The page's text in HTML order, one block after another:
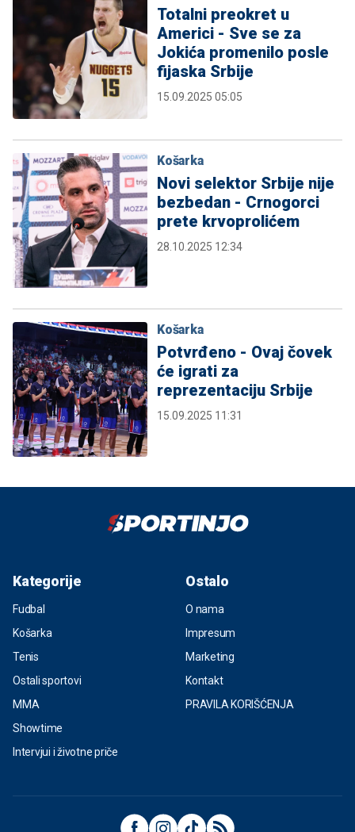
Totalni preokret u
Americi - Sve se za
Jokića promenilo posle
fijaska Srbije
15.09.2025 05:05
Košarka
Novi selektor Srbije nije
bezbedan - Crnogorci
prete krvoprolićem
28.10.2025 12:34
Košarka
Potvrđeno - Ovaj čovek
će igrati za
reprezentaciju Srbije
15.09.2025 11:31
Kategorije
Fudbal
Košarka
Tenis
Ostali sportovi
MMA
Showtime
Intervjui i životne priče
Ostalo
O nama
Impresum
Marketing
Kontakt
PRAVILA KORIŠĆENJA